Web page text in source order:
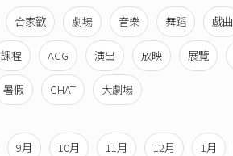
合家歡 劇場 音樂 舞蹈 戲曲
課程 ACG 演出 放映 展覽
暑假 CHAT 大劇場
9月 10月 11月 12月 1月